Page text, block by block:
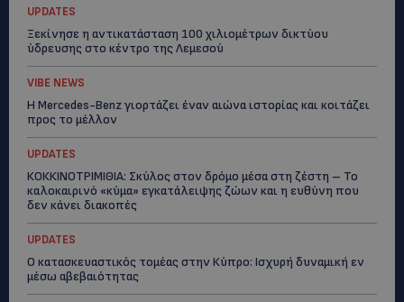
UPDATES
Ξεκίνησε η αντικατάσταση 100 χιλιομέτρων δικτύου
ύδρευσης στο κέντρο της Λεμεσού
VIBE NEWS
Η Mercedes-Benz γιορτάζει έναν αιώνα ιστορίας και κοιτάζει
προς το μέλλον
UPDATES
ΚΟΚΚΙΝΟΤΡΙΜΙΘΙΑ: Σκύλος στον δρόμο μέσα στη ζέστη – Το
καλοκαιρινό «κύμα» εγκατάλειψης ζώων και η ευθύνη που
δεν κάνει διακοπές
UPDATES
Ο κατασκευαστικός τομέας στην Κύπρο: Ισχυρή δυναμική εν
μέσω αβεβαιότητας